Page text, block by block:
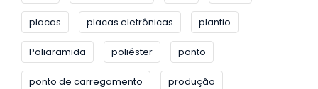
placas placas eletrônicas plantio
Poliaramida poliéster ponto
ponto de carregamento produção